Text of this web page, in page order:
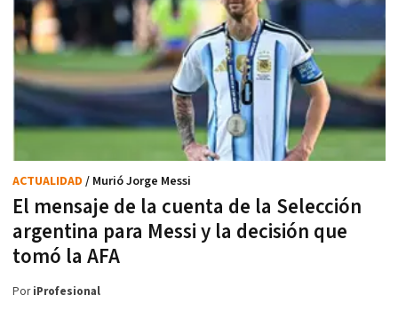
El mensaje de la cuenta de la Selección
argentina para Messi y la decisión que
tomó la AFA
ACTUALIDAD / Murió Jorge Messi
PoriProfesional